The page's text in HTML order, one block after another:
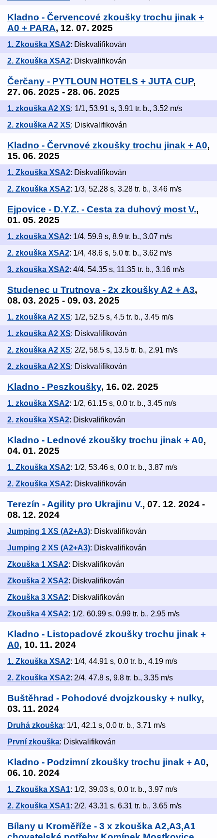
Kladno - Červencové zkoušky trochu jinak +
A0 + PARA, 12. 07. 2025
1. Zkouška XSA2: Diskvalifikován
2. Zkouška XSA2: Diskvalifikován
Čerčany - PYTLOUN HOTELS + JUTA CUP,
27. 06. 2025 - 28. 06. 2025
1. zkouška A2 XS: 1/1, 53.91 s, 3.91 tr. b., 3.52 m/s
2. zkouška A2 XS: Diskvalifikován
Kladno - Červnové zkoušky trochu jinak + A0,
15. 06. 2025
1. Zkouška XSA2: Diskvalifikován
2. Zkouška XSA2: 1/3, 52.28 s, 3.28 tr. b., 3.46 m/s
Ejpovice - D.Y.Z. - Cesta za duhový most V.,
01. 05. 2025
1. zkouška XSA2: 1/4, 59.9 s, 8.9 tr. b., 3.07 m/s
2. zkouška XSA2: 1/4, 48.6 s, 5.0 tr. b., 3.62 m/s
3. zkouška XSA2: 4/4, 54.35 s, 11.35 tr. b., 3.16 m/s
Studenec u Trutnova - 2x zkoušky A2 + A3,
08. 03. 2025 - 09. 03. 2025
1. zkouška A2 XS: 1/2, 52.5 s, 4.5 tr. b., 3.45 m/s
1. zkouška A2 XS: Diskvalifikován
2. zkouška A2 XS: 2/2, 58.5 s, 13.5 tr. b., 2.91 m/s
2. zkouška A2 XS: Diskvalifikován
Kladno - Peszkoušky, 16. 02. 2025
1. zkouška XSA2: 1/2, 61.15 s, 0.0 tr. b., 3.45 m/s
2. zkouška XSA2: Diskvalifikován
Kladno - Lednové zkoušky trochu jinak + A0,
04. 01. 2025
1. Zkouška XSA2: 1/2, 53.46 s, 0.0 tr. b., 3.87 m/s
2. Zkouška XSA2: Diskvalifikován
Terezín - Agility pro Ukrajinu V., 07. 12. 2024 -
08. 12. 2024
Jumping 1 XS (A2+A3): Diskvalifikován
Jumping 2 XS (A2+A3): Diskvalifikován
Zkouška 1 XSA2: Diskvalifikován
Zkouška 2 XSA2: Diskvalifikován
Zkouška 3 XSA2: Diskvalifikován
Zkouška 4 XSA2: 1/2, 60.99 s, 0.99 tr. b., 2.95 m/s
Kladno - Listopadové zkoušky trochu jinak +
A0, 10. 11. 2024
1. Zkouška XSA2: 1/4, 44.91 s, 0.0 tr. b., 4.19 m/s
2. Zkouška XSA2: 2/4, 47.8 s, 9.8 tr. b., 3.35 m/s
Buštěhrad - Pohodové dvojzkousky + nulky,
03. 11. 2024
Druhá zkouška: 1/1, 42.1 s, 0.0 tr. b., 3.71 m/s
První zkouška: Diskvalifikován
Kladno - Podzimní zkoušky trochu jinak + A0,
06. 10. 2024
1. Zkouška XSA1: 1/2, 39.03 s, 0.0 tr. b., 3.97 m/s
2. Zkouška XSA1: 2/2, 43.31 s, 6.31 tr. b., 3.65 m/s
Bílany u Kroměříže - 3 x zkouška A2,A3,A1